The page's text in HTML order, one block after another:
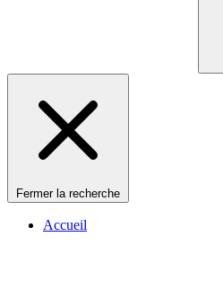
Fermer la recherche
Accueil